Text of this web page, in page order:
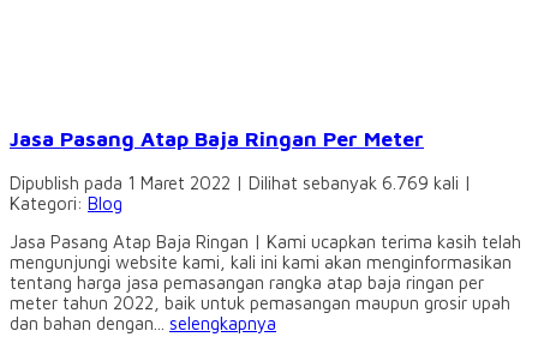
Jasa Pasang Atap Baja Ringan Per Meter
Dipublish pada 1 Maret 2022 | Dilihat sebanyak 6.769 kali |
Kategori: Blog
Jasa Pasang Atap Baja Ringan | Kami ucapkan terima kasih telah
mengunjungi website kami, kali ini kami akan menginformasikan
tentang harga jasa pemasangan rangka atap baja ringan per
meter tahun 2022, baik untuk pemasangan maupun grosir upah
dan bahan dengan... selengkapnya